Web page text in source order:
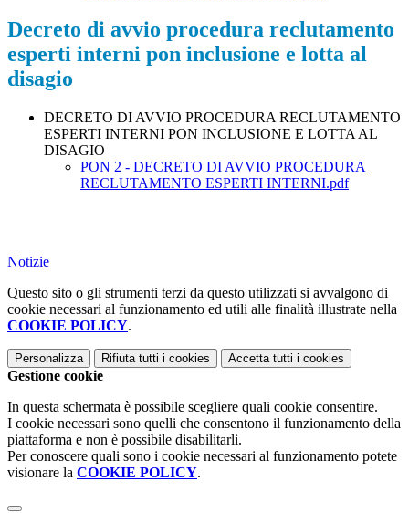
Decreto di avvio procedura reclutamento
esperti interni pon inclusione e lotta al
disagio
DECRETO DI AVVIO PROCEDURA RECLUTAMENTO
ESPERTI INTERNI PON INCLUSIONE E LOTTA AL
DISAGIO
PON 2 - DECRETO DI AVVIO PROCEDURA
RECLUTAMENTO ESPERTI INTERNI.pdf
Notizie
Questo sito o gli strumenti terzi da questo utilizzati si avvalgono di
cookie necessari al funzionamento ed utili alle finalità illustrate nella
COOKIE POLICY.
Personalizza Rifiuta tutti i cookies Accetta tutti i cookies
Gestione cookie
In questa schermata è possibile scegliere quali cookie consentire.
I cookie necessari sono quelli che consentono il funzionamento della
piattaforma e non è possibile disabilitarli.
Per conoscere quali sono i cookie necessari al funzionamento potete
visionare la COOKIE POLICY.